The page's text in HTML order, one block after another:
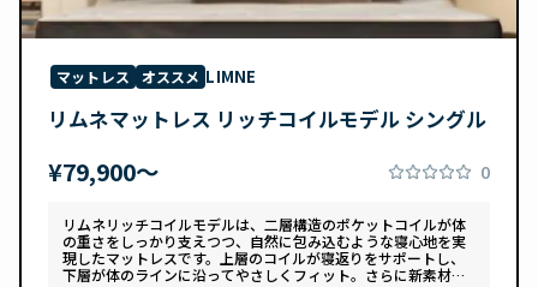
マットレス オススメ LIMNE
リムネマットレス リッチコイルモデル シングル
¥79,900〜 0
リムネリッチコイルモデルは、二層構造のポケットコイルが体
の重さをしっかり支えつつ、自然に包み込むような寝心地を実
現したマットレスです。上層のコイルが寝返りをサポートし、
下層が体のラインに沿ってやさしくフィット。さらに新素材